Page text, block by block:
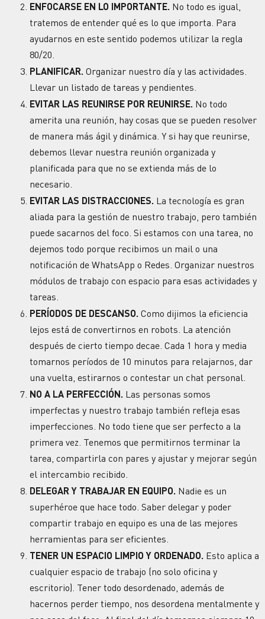
ENFOCARSE EN LO IMPORTANTE. No todo es igual,
tratemos de entender qué es lo que importa. Para
ayudarnos en este sentido podemos utilizar la regla
80/20.
PLANIFICAR. Organizar nuestro día y las actividades.
Llevar un listado de tareas y pendientes.
EVITAR LAS REUNIRSE POR REUNIRSE. No todo
amerita una reunión, hay cosas que se pueden resolver
de manera más ágil y dinámica. Y si hay que reunirse,
debemos llevar nuestra reunión organizada y
planificada para que no se extienda más de lo
necesario.
EVITAR LAS DISTRACCIONES. La tecnología es gran
aliada para la gestión de nuestro trabajo, pero también
puede sacarnos del foco. Si estamos con una tarea, no
dejemos todo porque recibimos un mail o una
notificación de WhatsApp o Redes. Organizar nuestros
módulos de trabajo con espacio para esas actividades y
tareas.
PERÍODOS DE DESCANSO. Como dijimos la eficiencia
lejos está de convertirnos en robots. La atención
después de cierto tiempo decae. Cada 1 hora y media
tomarnos períodos de 10 minutos para relajarnos, dar
una vuelta, estirarnos o contestar un chat personal.
NO A LA PERFECCIÓN. Las personas somos
imperfectas y nuestro trabajo también refleja esas
imperfecciones. No todo tiene que ser perfecto a la
primera vez. Tenemos que permitirnos terminar la
tarea, compartirla con pares y ajustar y mejorar según
el intercambio recibido.
DELEGAR Y TRABAJAR EN EQUIPO. Nadie es un
superhéroe que hace todo. Saber delegar y poder
compartir trabajo en equipo es una de las mejores
herramientas para ser eficientes.
TENER UN ESPACIO LIMPIO Y ORDENADO. Esto aplica a
cualquier espacio de trabajo (no solo oficina y
escritorio). Tener todo desordenado, además de
hacernos perder tiempo, nos desordena mentalmente y